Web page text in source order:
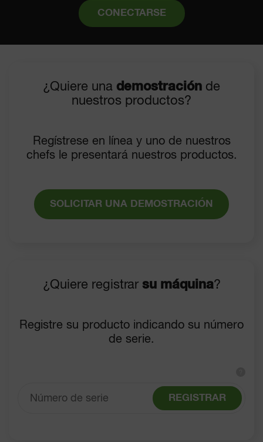
CONECTARSE
¿Quiere una demostración de
nuestros productos?
Regístrese en línea y uno de nuestros
chefs le presentará nuestros productos.
SOLICITAR UNA DEMOSTRACIÓN
¿Quiere registrar su máquina?
Registre su producto indicando su número
de serie.
REGISTRAR